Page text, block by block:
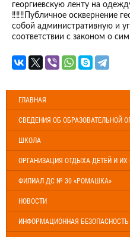
георгиевскую ленту на
‼️‼️‼️Публичное осквернение
собой административную и
соответствии с законом о
ГЛАВНАЯ
СВЕДЕНИЯ ОБ ОБРАЗОВАТЕЛЬНОЙ
ШКОЛА
ОРГАНИЗАЦИЯ ОТДЫХА ДЕТЕЙ И ИХ
ФИЛИАЛ ДС № 30 «РОМАШКА»
НОВОСТИ
ИНФОРМАЦИОННАЯ БЕЗОПАСНОСТЬ